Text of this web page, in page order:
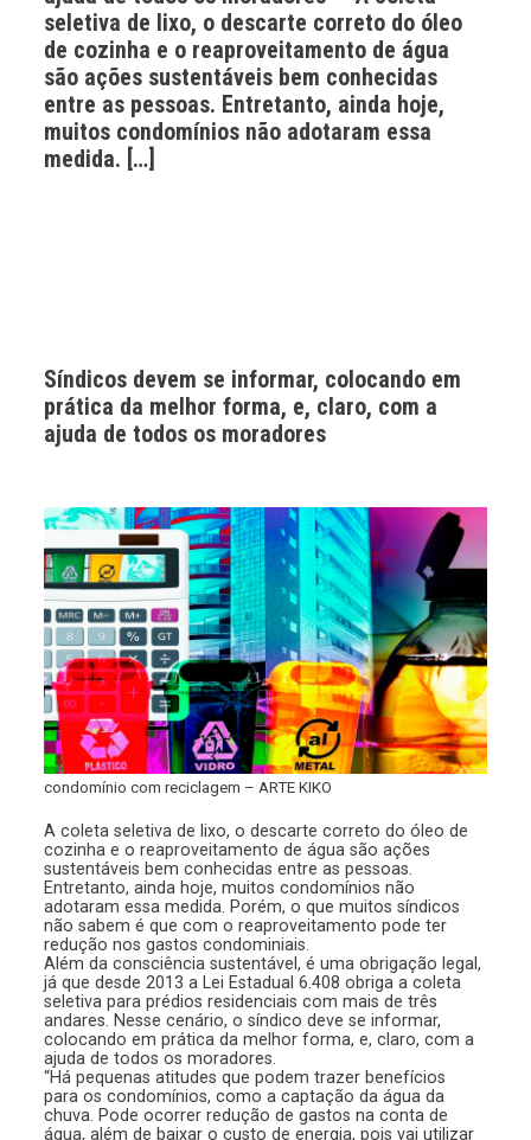
seletiva de lixo, o descarte correto do óleo
de cozinha e o reaproveitamento de água
são ações sustentáveis bem conhecidas
entre as pessoas. Entretanto, ainda hoje,
muitos condomínios não adotaram essa
medida. […]
Síndicos devem se informar, colocando em
prática da melhor forma, e, claro, com a
ajuda de todos os moradores
condomínio com reciclagem – ARTE KIKO
A coleta seletiva de lixo, o descarte correto do óleo de
cozinha e o reaproveitamento de água são ações
sustentáveis bem conhecidas entre as pessoas.
Entretanto, ainda hoje, muitos condomínios não
adotaram essa medida. Porém, o que muitos síndicos
não sabem é que com o reaproveitamento pode ter
redução nos gastos condominiais.
Além da consciência sustentável, é uma obrigação legal,
já que desde 2013 a Lei Estadual 6.408 obriga a coleta
seletiva para prédios residenciais com mais de três
andares. Nesse cenário, o síndico deve se informar,
colocando em prática da melhor forma, e, claro, com a
ajuda de todos os moradores.
“Há pequenas atitudes que podem trazer benefícios
para os condomínios, como a captação da água da
chuva. Pode ocorrer redução de gastos na conta de
água, além de baixar o custo de energia, pois vai utilizar